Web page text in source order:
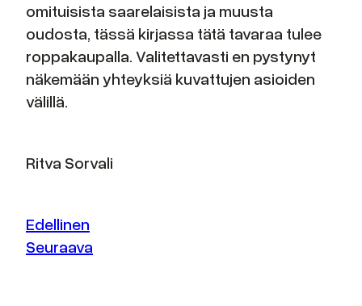
omituisista saarelaisista ja muusta
oudosta, tässä kirjassa tätä tavaraa tulee
roppakaupalla. Valitettavasti en pystynyt
näkemään yhteyksiä kuvattujen asioiden
välillä.
Ritva Sorvali
Edellinen
Seuraava